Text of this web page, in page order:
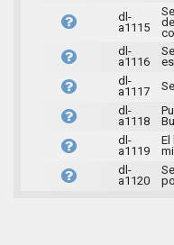
dl-
a1115
dl-
a1116
dl-
a1117
dl-
a1118
dl-
a1119
El
dl-
a1120